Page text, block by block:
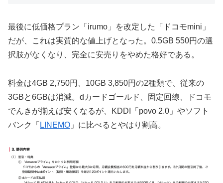
最後に低価格プラン「irumo」を改定した「ドコモmini」
だが、これは実質的な値上げとなった。0.5GB 550円の選
択肢がなくなり、完全に安売りをやめた格好である。
料金は4GB 2,750円、10GB 3,850円の2種類で、従来の
3GBと6GBは消滅。dカードゴールド、固定回線、ドコモ
でんきが揃えば安くなるが、KDDI「povo 2.0」やソフト
バンク「 LINEMO 」に比べるとやはり割高。